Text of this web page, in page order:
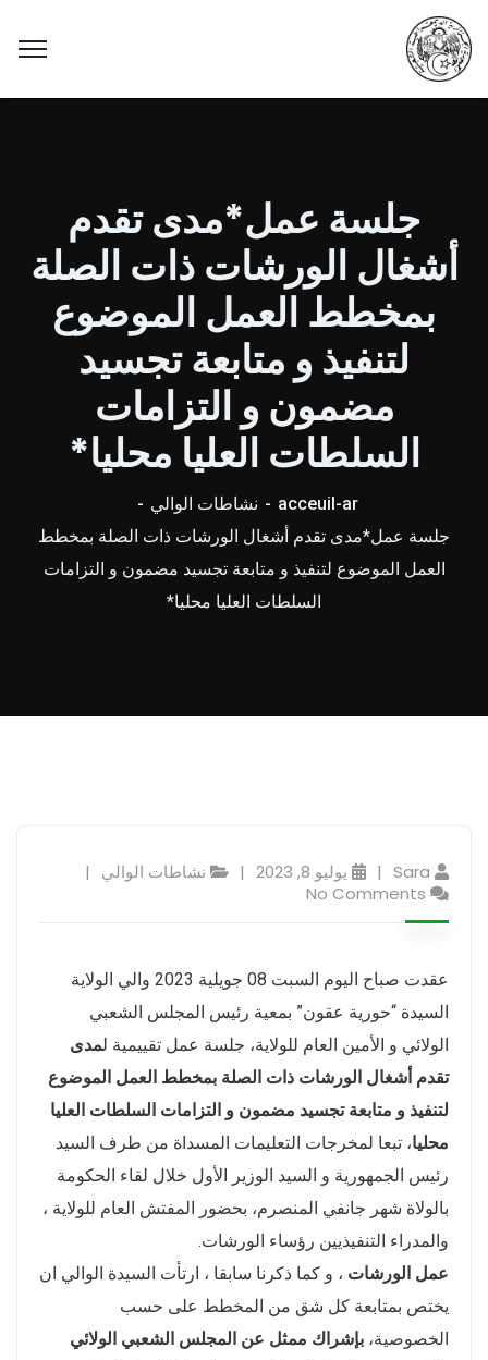
جلسة عمل*مدى تقدم
أشغال الورشات ذات الصلة
بمخطط العمل الموضوع
لتنفيذ و متابعة تجسيد
مضمون و التزامات
السلطات العليا محليا*
acceuil-ar
نشاطات الوالي
جلسة عمل*مدى تقدم أشغال الورشات ذات الصلة بمخطط
العمل الموضوع لتنفيذ و متابعة تجسيد مضمون و التزامات
السلطات العليا محليا*
Sara يوليو 8, 2023
نشاطات الوالي
No Comments
عقدت صباح اليوم السبت 08 جويلية 2023 والي الولاية
السيدة “حورية عقون” بمعية رئيس المجلس الشعبي
الولائي و الأمين العام للولاية، جلسة عمل تقييمية لمدى
تقدم أشغال الورشات ذات الصلة بمخطط العمل الموضوع
لتنفيذ و متابعة تجسيد مضمون و التزامات السلطات العليا
محليا، تبعا لمخرجات التعليمات المسداة من طرف السيد
رئيس الجمهورية و السيد الوزير الأول خلال لقاء الحكومة
بالولاة شهر جانفي المنصرم، بحضور المفتش العام للولاية ،
والمدراء التنفيذيين رؤساء الورشات.
عمل الورشات ، و كما ذكرنا سابقا ، ارتأت السيدة الوالي ان
يختص بمتابعة كل شق من المخطط على حسب
الخصوصية، بإشراك ممثل عن المجلس الشعبي الولائي